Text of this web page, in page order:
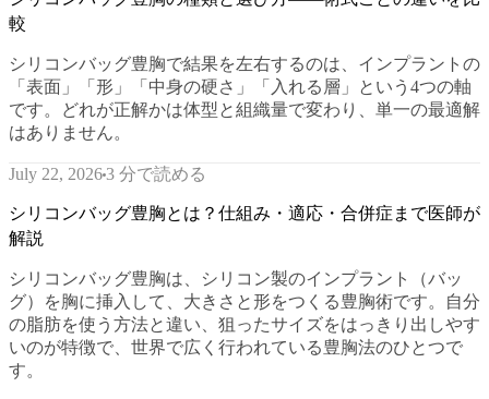
較
シリコンバッグ豊胸で結果を左右するのは、インプラントの
「表面」「形」「中身の硬さ」「入れる層」という4つの軸
です。どれが正解かは体型と組織量で変わり、単一の最適解
はありません。
July 22, 20263 分で読める
シリコンバッグ豊胸とは？仕組み・適応・合併症まで医師が
解説
シリコンバッグ豊胸は、シリコン製のインプラント（バッ
グ）を胸に挿入して、大きさと形をつくる豊胸術です。自分
の脂肪を使う方法と違い、狙ったサイズをはっきり出しやす
いのが特徴で、世界で広く行われている豊胸法のひとつで
す。